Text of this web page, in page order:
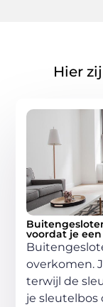
Hier
voordat je
overkomen.
terwijl de
je sleutelbos